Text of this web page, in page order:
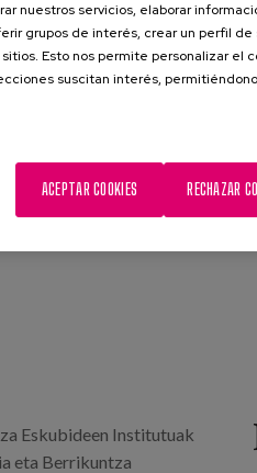
nahi ditugun zainketak
Eskubideen Institutuak
eta Berrikuntza
nuestros servicios, elaborar
grupos de interés, crear un perfil de
Esto nos permite personalizar el
suscitan interés,
RECHAZAR
ACEPTAR COOKIES